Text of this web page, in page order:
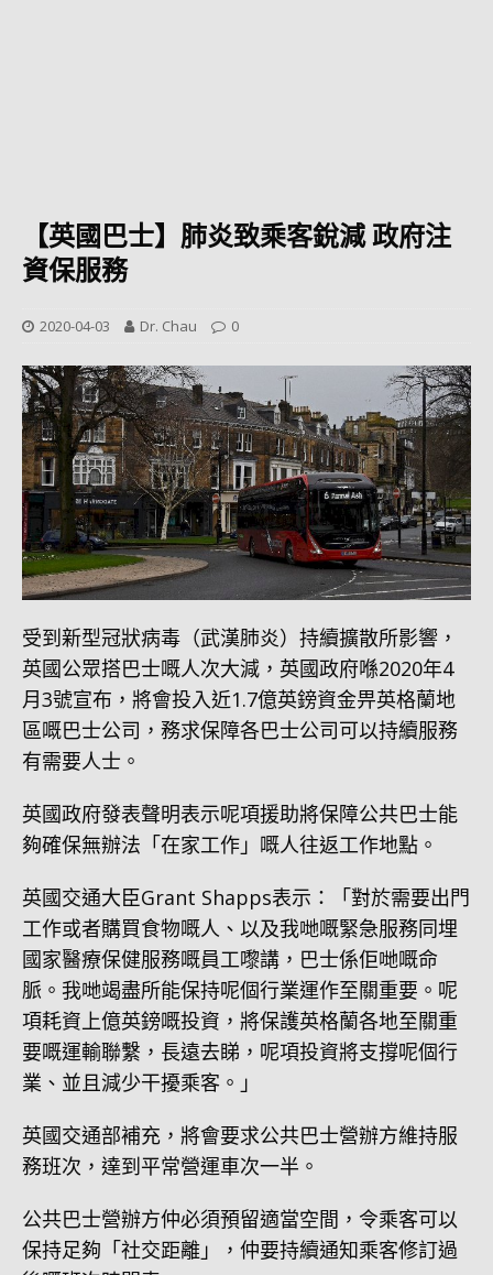
【英國巴士】肺炎致乘客銳減 政府注
資保服務
2020-04-03 Dr. Chau 0
受到新型冠狀病毒（武漢肺炎）持續擴散所影響，
英國公眾搭巴士嘅人次大減，英國政府喺2020年4
月3號宣布，將會投入近1.7億英鎊資金畀英格蘭地
區嘅巴士公司，務求保障各巴士公司可以持續服務
有需要人士。
英國政府發表聲明表示呢項援助將保障公共巴士能
夠確保無辦法「在家工作」嘅人往返工作地點。
英國交通大臣Grant Shapps表示：「對於需要出門
工作或者購買食物嘅人、以及我哋嘅緊急服務同埋
國家醫療保健服務嘅員工嚟講，巴士係佢哋嘅命
脈。我哋竭盡所能保持呢個行業運作至關重要。呢
項耗資上億英鎊嘅投資，將保護英格蘭各地至關重
要嘅運輸聯繫，長遠去睇，呢項投資將支撐呢個行
業、並且減少干擾乘客。」
英國交通部補充，將會要求公共巴士營辦方維持服
務班次，達到平常營運車次一半。
公共巴士營辦方仲必須預留適當空間，令乘客可以
保持足夠「社交距離」，仲要持續通知乘客修訂過